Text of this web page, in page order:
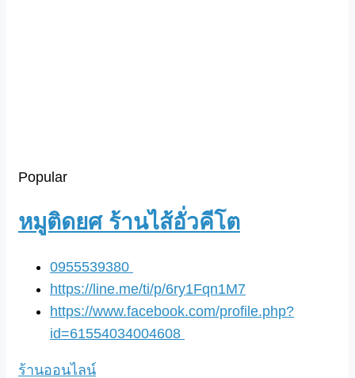
Popular
หมูติดยศ ร้านไส้อั่วคีโต
0955539380
https://line.me/ti/p/6ry1Fqn1M7
https://www.facebook.com/profile.php?
id=61554034004608
ร้านออนไลน์